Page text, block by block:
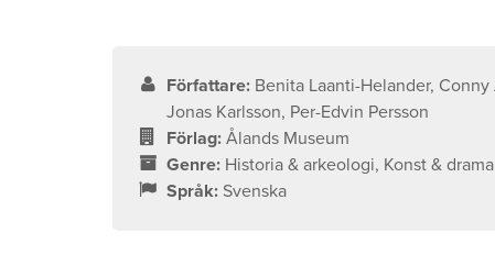
Författare:
Jonas Karlsson, Per-Edvin Persson
Förlag: Ålands Museum
Genre: Historia & arkeologi, Konst & drama
Språk: Svenska